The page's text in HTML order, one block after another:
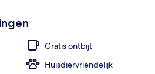
i
e
Gratis ontbijt
Huisdiervriendelijk